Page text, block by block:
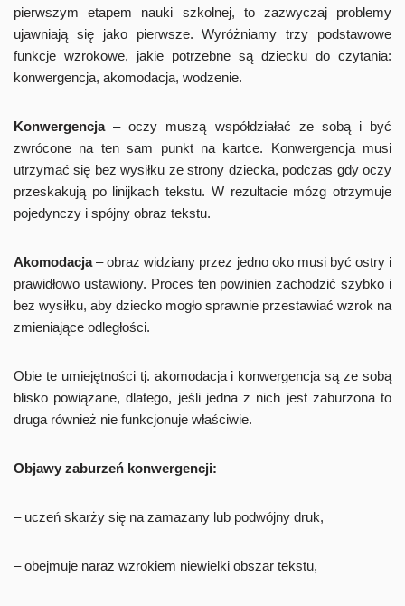
pierwszym etapem nauki szkolnej, to zazwyczaj problemy
ujawniają się jako pierwsze. Wyróżniamy trzy podstawowe
funkcje wzrokowe, jakie potrzebne są dziecku do czytania:
konwergencja, akomodacja, wodzenie.
Konwergencja– oczy muszą współdziałać ze sobą i być
zwrócone na ten sam punkt na kartce. Konwergencja musi
utrzymać się bez wysiłku ze strony dziecka, podczas gdy oczy
przeskakują po linijkach tekstu. W rezultacie mózg otrzymuje
pojedynczy i spójny obraz tekstu.
Akomodacja– obraz widziany przez jedno oko musi być ostry i
prawidłowo ustawiony. Proces ten powinien zachodzić szybko i
bez wysiłku, aby dziecko mogło sprawnie przestawiać wzrok na
zmieniające odległości.
Obie te umiejętności tj. akomodacja i konwergencja są ze sobą
blisko powiązane, dlatego, jeśli jedna z nich jest zaburzona to
druga również nie funkcjonuje właściwie.
Objawy zaburzeń konwergencji:
– uczeń skarży się na zamazany lub podwójny druk,
– obejmuje naraz wzrokiem niewielki obszar tekstu,